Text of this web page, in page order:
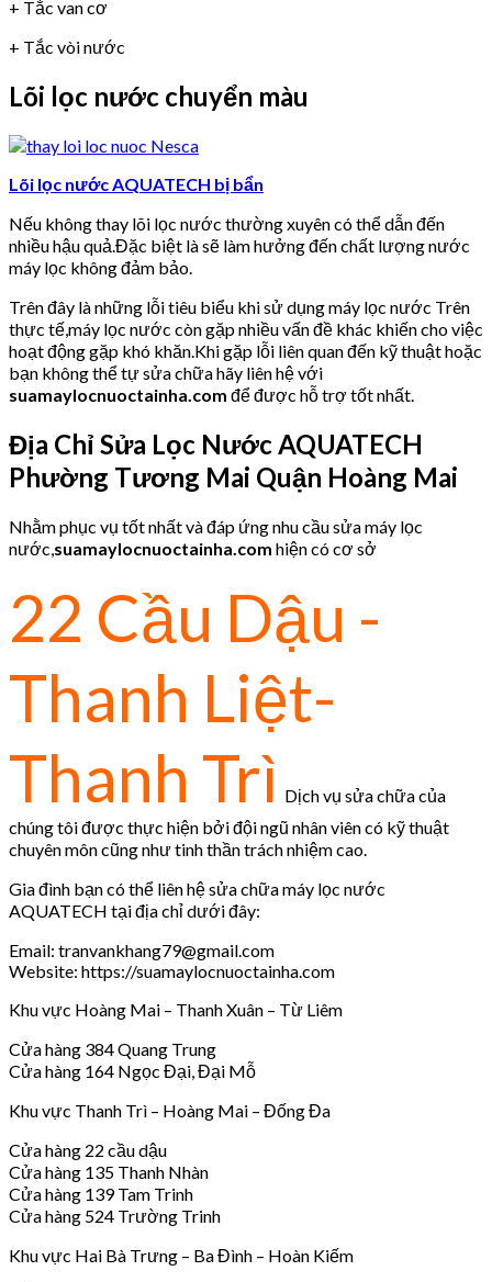
+ Tắc van cơ
+ Tắc vòi nước
Lõi lọc nước chuyển màu
Lõi lọc nước AQUATECH bị bẩn
Nếu không thay lõi lọc nước thường xuyên có thể dẫn đến
nhiều hậu quả.Đặc biệt là sẽ làm hưởng đến chất lượng nước
máy lọc không đảm bảo.
Trên đây là những lỗi tiêu biểu khi sử dụng máy lọc nước Trên
thực tế,máy lọc nước còn gặp nhiều vấn đề khác khiến cho việc
hoạt động gặp khó khăn.Khi gặp lỗi liên quan đến kỹ thuật hoặc
bạn không thể tự sửa chữa hãy liên hệ với
suamaylocnuoctainha.com để được hỗ trợ tốt nhất.
Địa Chỉ Sửa Lọc Nước AQUATECH
Phường Tương Mai Quận Hoàng Mai
Nhằm phục vụ tốt nhất và đáp ứng nhu cầu sửa máy lọc
nước,suamaylocnuoctainha.com hiện có cơ sở
22 Cầu Dậu -
Thanh Liệt-
Thanh Trì Dịch vụ sửa chữa của
chúng tôi được thực hiện bởi đội ngũ nhân viên có kỹ thuật
chuyên môn cũng như tinh thần trách nhiệm cao.
Gia đình bạn có thể liên hệ sửa chữa máy lọc nước
AQUATECH tại địa chỉ dưới đây:
Email: tranvankhang79@gmail.com
Website: https://suamaylocnuoctainha.com
Khu vực Hoàng Mai – Thanh Xuân – Từ Liêm
Cửa hàng 384 Quang Trung
Cửa hàng 164 Ngọc Đại, Đại Mỗ
Khu vực Thanh Trì – Hoàng Mai – Đống Đa
Cửa hàng 22 cầu dậu
Cửa hàng 135 Thanh Nhàn
Cửa hàng 139 Tam Trinh
Cửa hàng 524 Trường Trinh
Khu vực Hai Bà Trưng – Ba Đình – Hoàn Kiếm